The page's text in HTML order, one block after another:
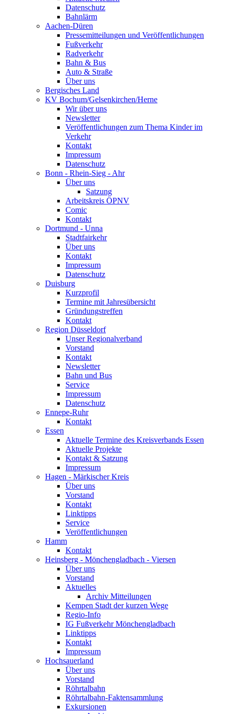
Datenschutz
Bahnlärm
Aachen-Düren
Pressemitteilungen und Veröffentlichungen
Fußverkehr
Radverkehr
Bahn & Bus
Auto & Straße
Über uns
Bergisches Land
KV Bochum/Gelsenkirchen/Herne
Wir über uns
Newsletter
Veröffentlichungen zum Thema Kinder im
Verkehr
Kontakt
Impressum
Datenschutz
Bonn - Rhein-Sieg - Ahr
Über uns
Satzung
Arbeitskreis ÖPNV
Comic
Kontakt
Dortmund - Unna
Stadtfairkehr
Über uns
Kontakt
Impressum
Datenschutz
Duisburg
Kurzprofil
Termine mit Jahresübersicht
Gründungstreffen
Kontakt
Region Düsseldorf
Unser Regionalverband
Vorstand
Kontakt
Newsletter
Bahn und Bus
Service
Impressum
Datenschutz
Ennepe-Ruhr
Kontakt
Essen
Aktuelle Termine des Kreisverbands Essen
Aktuelle Projekte
Kontakt & Satzung
Impressum
Hagen - Märkischer Kreis
Über uns
Vorstand
Kontakt
Linktipps
Service
Veröffentlichungen
Hamm
Kontakt
Heinsberg - Mönchengladbach - Viersen
Über uns
Vorstand
Aktuelles
Archiv Mitteilungen
Kempen Stadt der kurzen Wege
Regio-Info
IG Fußverkehr Mönchengladbach
Linktipps
Kontakt
Impressum
Hochsauerland
Über uns
Vorstand
Röhrtalbahn
Röhrtalbahn-Faktensammlung
Exkursionen